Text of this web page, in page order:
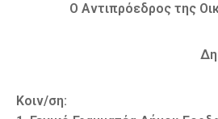
Ο Αντιπρόεδρος της
Κοιν/ση: